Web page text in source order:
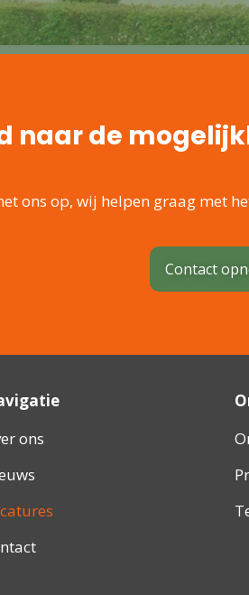
naar de
ons op, wij helpen graag met
Contact
ons